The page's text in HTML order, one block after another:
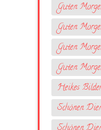
Guten
Guten
Guten
Guten
Heikes
Schönen